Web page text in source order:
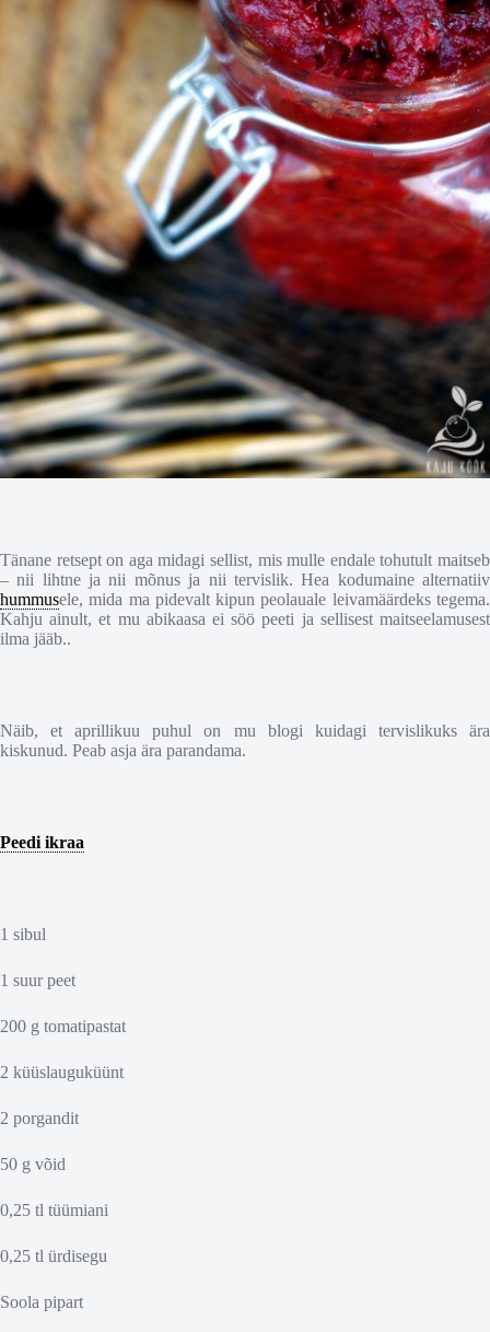
Tänane retsept on aga midagi sellist, mis mulle endale tohutult maitseb
– nii lihtne ja nii mõnus ja nii tervislik. Hea kodumaine alternatiiv
hummusele, mida ma pidevalt kipun peolauale leivamäärdeks tegema.
Kahju ainult, et mu abikaasa ei söö peeti ja sellisest maitseelamusest
ilma jääb..
Näib, et aprillikuu puhul on mu blogi kuidagi tervislikuks ära
kiskunud. Peab asja ära parandama.
Peedi ikraa
1 sibul
1 suur peet
200 g tomatipastat
2 küüslauguküünt
2 porgandit
50 g võid
0,25 tl tüümiani
0,25 tl ürdisegu
Soola pipart